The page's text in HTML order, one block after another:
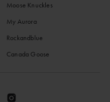
Moose Knuckles
My Aurora
Rockandblue
Canada Goose